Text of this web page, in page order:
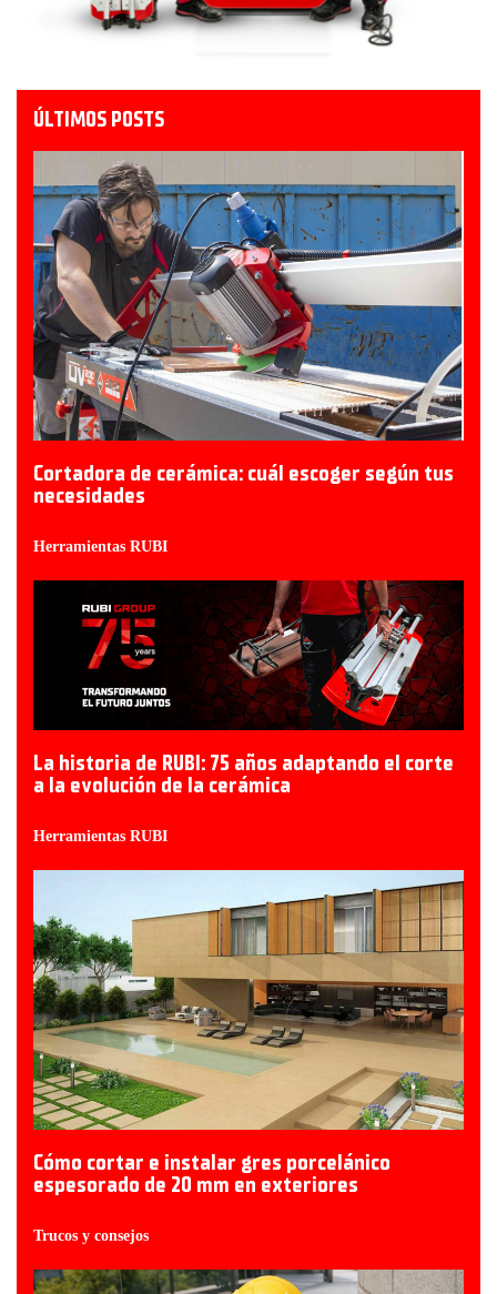
ÚLTIMOS POSTS
Cortadora de cerámica: cuál escoger según tus
necesidades
Herramientas RUBI
La historia de RUBI: 75 años adaptando el corte
a la evolución de la cerámica
Herramientas RUBI
Cómo cortar e instalar gres porcelánico
espesorado de 20 mm en exteriores
Trucos y consejos